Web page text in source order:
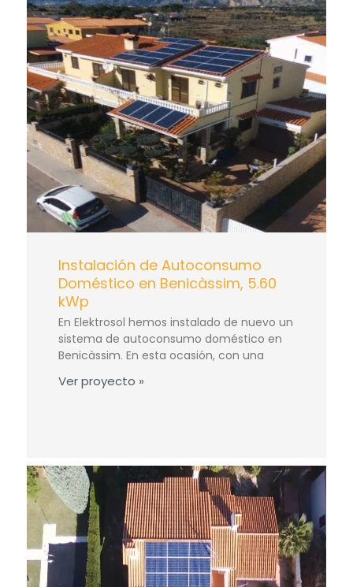
Instalación de Autoconsumo
Doméstico en Benicàssim, 5.60
kWp
En Elektrosol hemos instalado de nuevo un
sistema de autoconsumo doméstico en
Benicàssim. En esta ocasión, con una
Ver proyecto »